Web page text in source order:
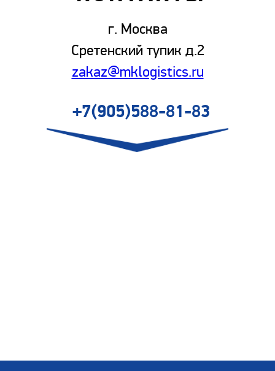
г. Москва
Сретенский тупик д.2
zakaz@mklogistics.ru
+7(905)588-81-83